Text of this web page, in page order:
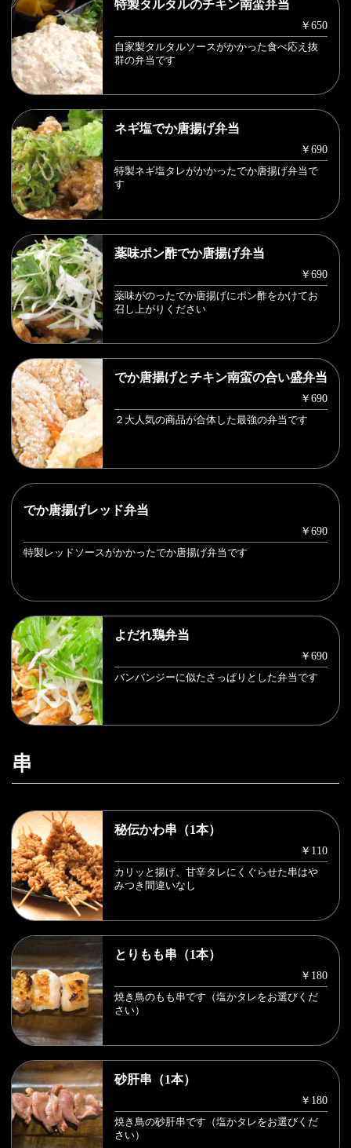
特製タルタルのチキン南蛮弁当
￥650
自家製タルタルソースがかかった食べ応え抜
群の弁当です
ネギ塩でか唐揚げ弁当
￥690
特製ネギ塩タレがかかったでか唐揚げ弁当で
す
薬味ポン酢でか唐揚げ弁当
￥690
薬味がのったでか唐揚げにポン酢をかけてお
召し上がりください
でか唐揚げとチキン南蛮の合い盛弁当
￥690
２大人気の商品が合体した最強の弁当です
でか唐揚げレッド弁当
￥690
特製レッドソースがかかったでか唐揚げ弁当です
よだれ鶏弁当
￥690
バンバンジーに似たさっぱりとした弁当です
串
秘伝かわ串（1本）
￥110
カリッと揚げ、甘辛タレにくぐらせた串はや
みつき間違いなし
とりもも串（1本）
￥180
焼き鳥のもも串です（塩かタレをお選びくだ
さい）
砂肝串（1本）
￥180
焼き鳥の砂肝串です（塩かタレをお選びくだ
さい）